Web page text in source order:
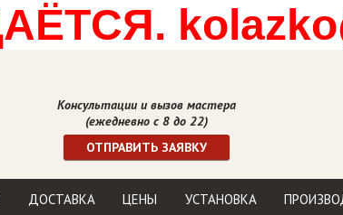
Консультации и вызов мастера
(ежедневно с 8 до 22)
ОТПРАВИТЬ ЗАЯВКУ
ДОСТАВКА ЦЕНЫ УСТАНОВКА